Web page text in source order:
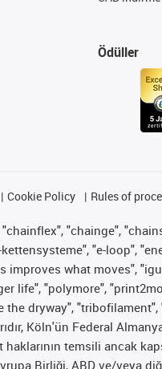
Ödüller
Cookie Policy Rules of
"chainge",
"e-loop",
improves what moves",
life", "polymore",
the dryway",
Köln'ün Federal
haklarının temsili ancak
Birliği, ABD ve/veya